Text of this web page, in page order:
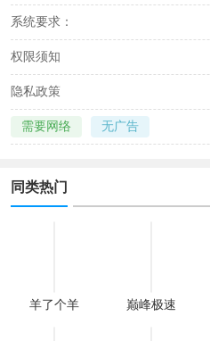
系统要求：
权限须知
隐私政策
需要网络 无广告
同类热门
羊了个羊 巅峰极速